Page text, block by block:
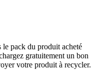
pack du produit acheté
gratuitement un bon
votre produit à recycler.